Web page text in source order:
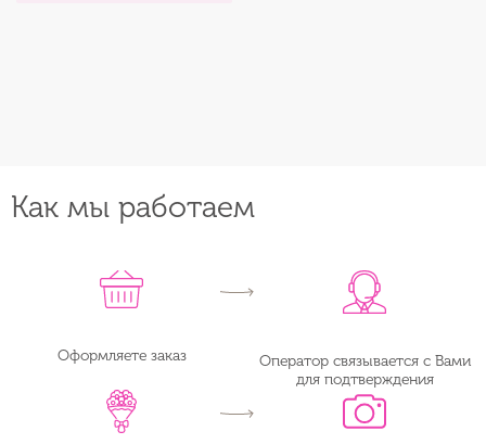
Как мы работаем
Оформляете заказ
Оператор связывается с Вами
для подтверждения